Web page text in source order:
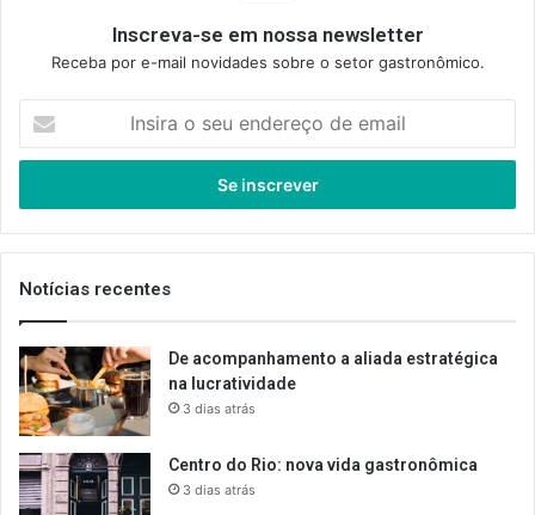
Inscreva-se em nossa newsletter
Receba por e-mail novidades sobre o setor gastronômico.
seu
de
email
Notícias recentes
De acompanhamento a aliada estratégica
na lucratividade
3 dias atrás
Centro do Rio: nova vida gastronômica
3 dias atrás